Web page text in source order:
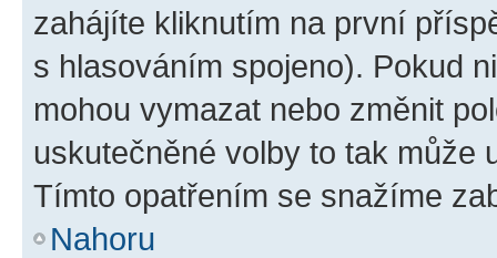
zahájíte kliknutím na první
s hlasováním spojeno). Pokud
mohou vymazat nebo změnit
uskutečněné volby to tak může
Tímto opatřením se snažíme
Nahoru